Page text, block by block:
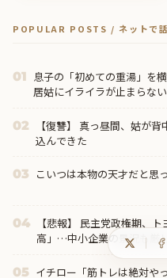
POPULAR POSTS / ネットで
01 息子の「初めての重湯」を
居姑にイライラが止まらな
02
【復讐】 真っ昼間、姑が
込んできた
03 こいつは本物の天才だと思
04
【悲報】 民主党政権期、
高」…中小企業の景況も厳
05 イチロー「筋トレは絶対や